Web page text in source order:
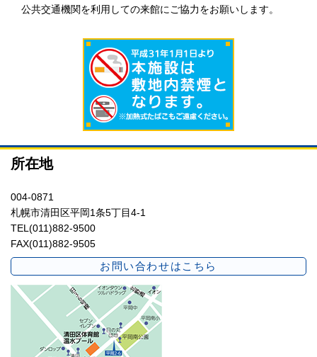
公共交通機関を利用しての来館にご協力をお願いします。
所在地
004-0871
札幌市清田区平岡1条5丁目4-1
TEL(011)882-9500
FAX(011)882-9505
お問い合わせはこちら